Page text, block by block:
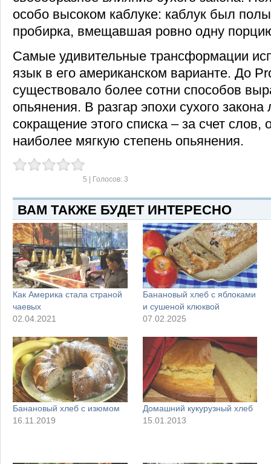
особо высоком каблуке: каблук был
пробирка, вмещавшая ровно одну
Самые удивительные трансформации
язык в его американском варианте. До
существовало более сотни способов
опьянения. В разгар эпохи сухого
сокращение этого списка – за счет
наиболее мягкую степень опьянения.
5 | Голосов: 3
ВАМ ТАКЖЕ БУДЕТ ИНТЕРЕСНО
Как Америка стала страной
чаевых
02.04.2021
Банановый хлеб с яблоками
и сушеной клюквой
07.02.2025
Банановый хлеб с изюмом
16.11.2019
Домашний кукурузный хлеб
15.01.2013